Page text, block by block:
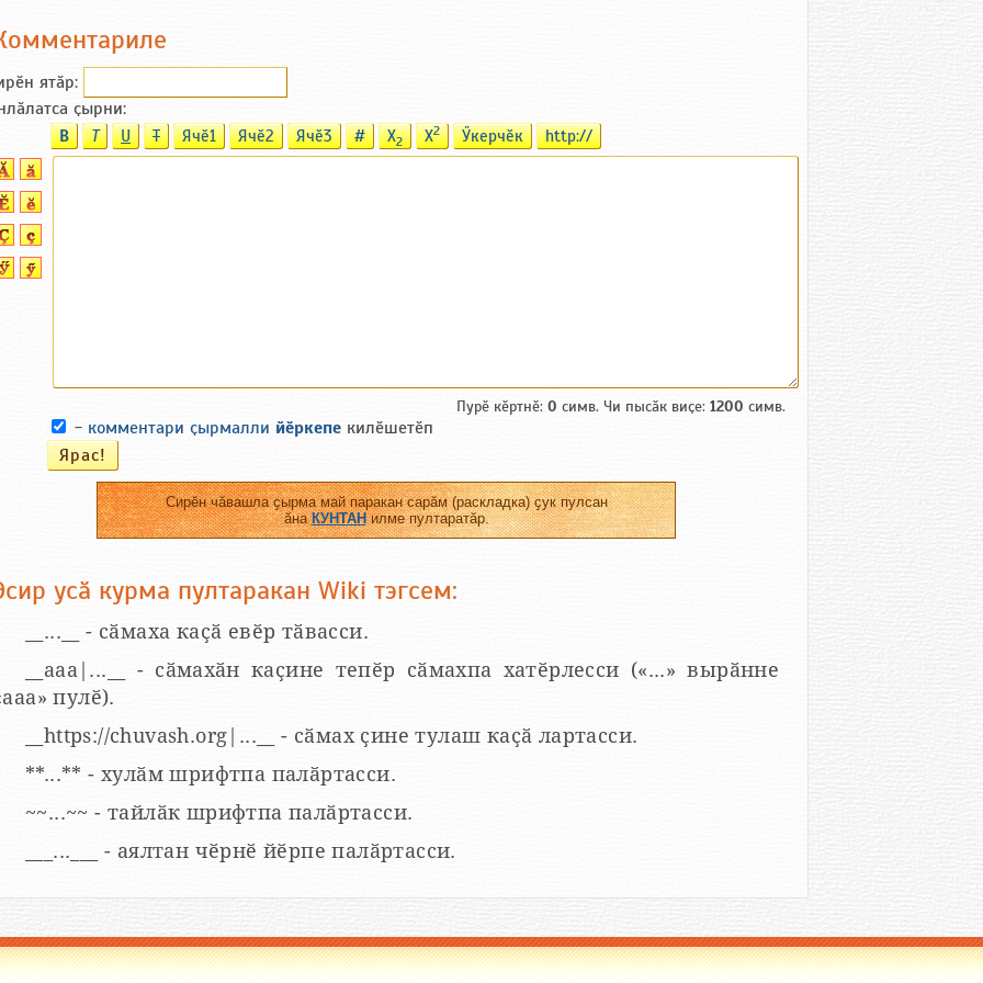
ятӑp:
ҫырни:
B T U T Ячӗ1 Ячӗ2 Ячӗ3 # X2 X2 Ӳкерчӗк http://
Пурӗ кӗртнӗ: 0 симв. Чи пысӑк виҫе: 1200 симв.
- комментари ҫырмалли йӗркепе килӗшетӗп
Сирӗн чӑвашла ҫырма май паракан сарӑм (раскладка) ҫук пулсан
ӑнаКУНТАНилме пултаратӑр.
усӑ курма пултаракан Wiki тэгсем:
__...__ - сӑмаха каҫӑ евӗр тӑвасси.
__aaa|...__ - сӑмахӑн каҫине тепӗр сӑмахпа хатӗрлесси («...» вырӑнне
пулӗ).
__https://chuvash.org|...__ - сӑмах ҫине тулаш каҫӑ лартасси.
**...** - хулӑм шрифтпа палӑртасси.
~~...~~ - тайлӑк шрифтпа палӑртасси.
___...___ - аялтан чӗрнӗ йӗрпе палӑртасси.